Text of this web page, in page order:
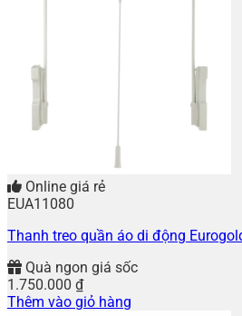
Online giá rẻ
EUA11080
Thanh treo quần áo di động
Quà ngon giá sốc
1.750.000 ₫
Thêm vào giỏ hàng